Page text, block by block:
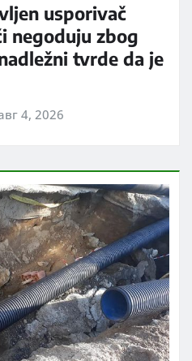
usporivač
negoduju zbog
tvrde da je
4, 2026